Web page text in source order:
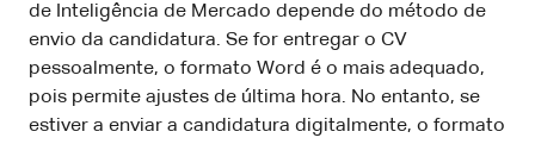
de Inteligência de Mercado depende do método de
envio da candidatura. Se for entregar o CV
pessoalmente, o formato Word é o mais adequado,
pois permite ajustes de última hora. No entanto, se
estiver a enviar a candidatura digitalmente, o formato